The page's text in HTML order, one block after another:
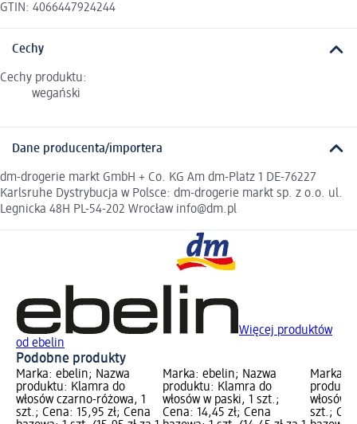
GTIN: 4066447924244
Cechy
Cechy produktu:
wegański
Dane producenta/importera
dm-drogerie markt GmbH + Co. KG Am dm-Platz 1 DE-76227
Karlsruhe Dystrybucja w Polsce: dm-drogerie markt sp. z o.o. ul.
Legnicka 48H PL-54-202 Wrocław info@dm.pl
Więcej produktów
od ebelin
Podobne produkty
Marka: ebelin; Nazwa
produktu: Klamra do
włosów czarno-różowa, 1
szt.; Cena: 15,95 zł; Cena
Marka: ebelin; Nazwa
produktu: Klamra do
włosów w paski, 1 szt.;
Cena: 14,45 zł; Cena
Marka:
włosów
szt.;